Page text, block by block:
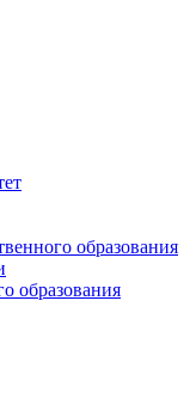
образования
образования